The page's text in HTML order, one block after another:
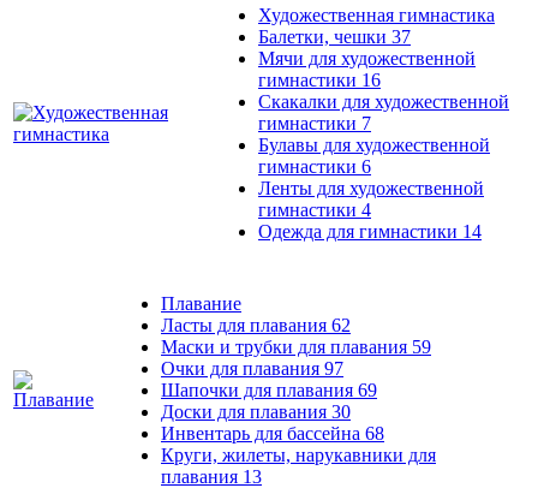
Художественная гимнастика
Балетки, чешки 37
Мячи для художественной
гимнастики 16
Скакалки для художественной
гимнастики 7
Булавы для художественной
гимнастики 6
Ленты для художественной
гимнастики 4
Одежда для гимнастики 14
Плавание
Ласты для плавания 62
Маски и трубки для плавания 59
Очки для плавания 97
Шапочки для плавания 69
Доски для плавания 30
Инвентарь для бассейна 68
Круги, жилеты, нарукавники для
плавания 13